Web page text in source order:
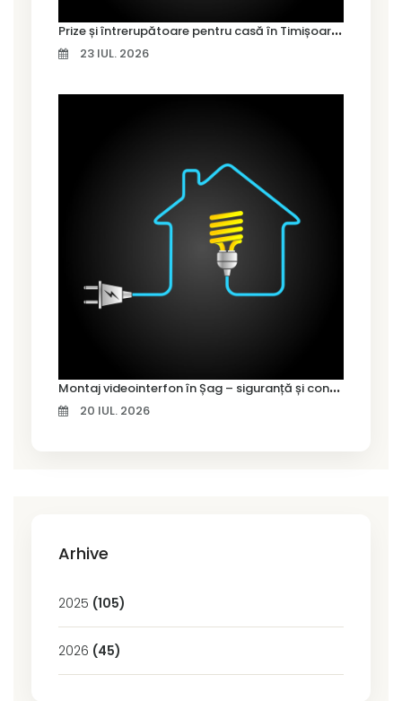
P
rize și întrerupătoare pentru casă în Timișoara – cum alegi variantele potrivite
23 IUL. 2026
M
ontaj videointerfon în Șag – siguranță și control pentru locuința ta
20 IUL. 2026
Arhive
2025 (105)
2026 (45)